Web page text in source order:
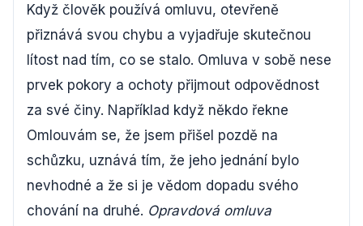
Když člověk používá omluvu, otevřeně
přiznává svou chybu a vyjadřuje skutečnou
lítost nad tím, co se stalo. Omluva v sobě nese
prvek pokory a ochoty přijmout odpovědnost
za své činy. Například když někdo řekne
Omlouvám se, že jsem přišel pozdě na
schůzku, uznává tím, že jeho jednání bylo
nevhodné a že si je vědom dopadu svého
chování na druhé. Opravdová omluva